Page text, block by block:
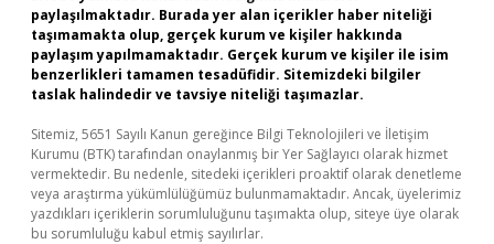
paylaşılmaktadır. Burada yer alan içerikler haber niteliği
taşımamakta olup, gerçek kurum ve kişiler hakkında
paylaşım yapılmamaktadır. Gerçek kurum ve kişiler ile isim
benzerlikleri tamamen tesadüfidir. Sitemizdeki bilgiler
taslak halindedir ve tavsiye niteliği taşımazlar.
Sitemiz, 5651 Sayılı Kanun gereğince Bilgi Teknolojileri ve İletişim
Kurumu (BTK) tarafından onaylanmış bir Yer Sağlayıcı olarak hizmet
vermektedir. Bu nedenle, sitedeki içerikleri proaktif olarak denetleme
veya araştırma yükümlülüğümüz bulunmamaktadır. Ancak, üyelerimiz
yazdıkları içeriklerin sorumluluğunu taşımakta olup, siteye üye olarak
bu sorumluluğu kabul etmiş sayılırlar.